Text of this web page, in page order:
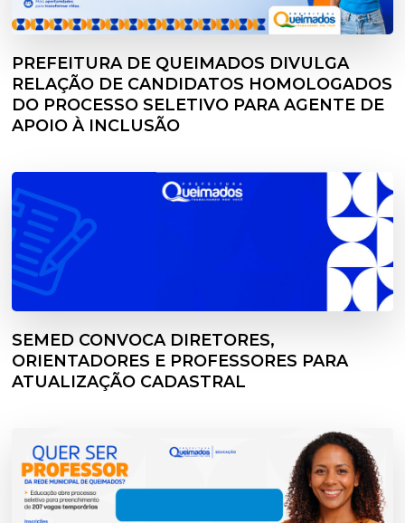
PREFEITURA DE QUEIMADOS DIVULGA
RELAÇÃO DE CANDIDATOS HOMOLOGADOS
DO PROCESSO SELETIVO PARA AGENTE DE
APOIO À INCLUSÃO
SEMED CONVOCA DIRETORES,
ORIENTADORES E PROFESSORES PARA
ATUALIZAÇÃO CADASTRAL